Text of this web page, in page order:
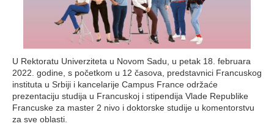
U Rektoratu Univerziteta u Novom Sadu, u petak 18. februara
2022. godine, s početkom u 12 časova, predstavnici Francuskog
instituta u Srbiji i kancelarije Campus France održaće
prezentaciju studija u Francuskoj i stipendija Vlade Republike
Francuske za master 2 nivo i doktorske studije u komentorstvu
za sve oblasti.